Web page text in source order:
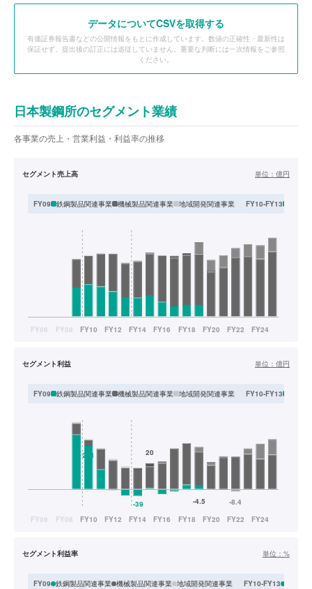
データについてCSVを取得する
有価証券報告書などの公開情報をもとに作成しています。数値の正確性・最新性は
保証せず、提出後の訂正には追従していません。重要な判断には一次情報をご参照
ください。
日本製鋼所のセグメント業績
各事業の売上・営業利益・利益率の推移
セグメント売上高 単位： 億円
FY09 鉄鋼製品関連事業 機械製品関連事業 地域開発関連事業 FY10-FY13
セグメント利益 単位： 億円
FY09 鉄鋼製品関連事業 機械製品関連事業 地域開発関連事業 FY10-FY13
セグメント利益率 単位： %
FY09 鉄鋼製品関連事業 機械製品関連事業 地域開発関連事業 FY10-FY13